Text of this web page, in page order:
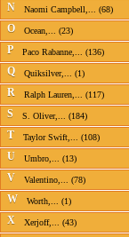
N Naomi Campbell,... (68)
O Ocean,... (23)
P Paco Rabanne,... (136)
Q Quiksilver,... (1)
R Ralph Lauren,... (117)
S S. Oliver,... (184)
T Taylor Swift,... (108)
U Umbro,... (13)
V Valentino,... (78)
W Worth,... (1)
X Xerjoff,... (43)